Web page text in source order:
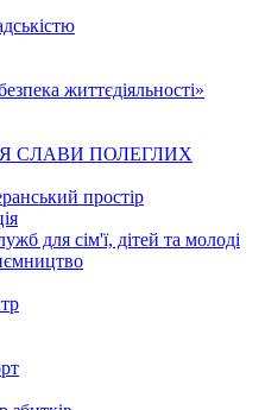
життєдіяльності»
СЛАВИ ПОЛЕГЛИХ
простір
для сім'ї, дітей та молоді